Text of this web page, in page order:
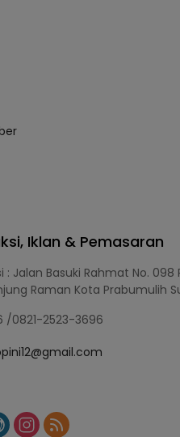
Iklan & Pemasaran
: Jalan Basuki Rahmat No. 098
Raman Kota Prabumulih
/0821-2523-3696